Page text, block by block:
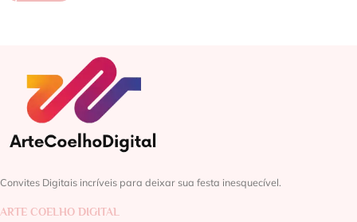
Convites Digitais incríveis para deixar sua festa inesquecível.
ARTE COELHO DIGITAL